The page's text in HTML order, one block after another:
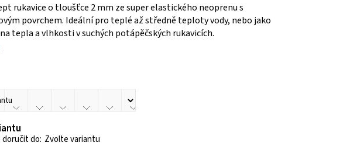
rukavice o tloušťce 2 mm ze super elastického neoprenu s
povrchem. Ideální pro teplé až středně teploty vody, nebo jako
tepla a vlhkosti v suchých potápěčských rukavicích.
Zvolte variantu